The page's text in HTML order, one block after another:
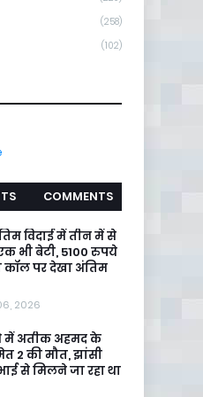
(258)
(102)
COMMENTS
विदाई में तीन में से
भी बेटी, 5100 रुपये
कॉल पर देखा अंतिम
2026
में अतीक अहमद के
2 की मौत, झांसी
से मिलने जा रहा था